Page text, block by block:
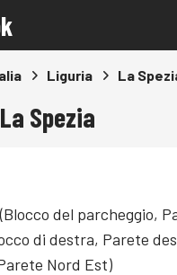
Liguria La
Spezia
del parcheggio,
di destra, Parete
Nord Est)